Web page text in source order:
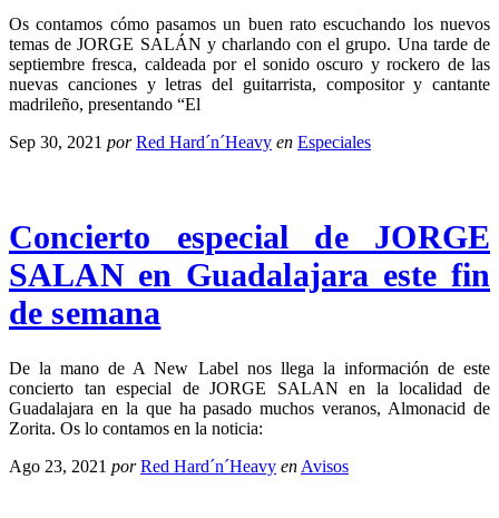
Os contamos cómo pasamos un buen rato escuchando los nuevos
temas de JORGE SALÁN y charlando con el grupo. Una tarde de
septiembre fresca, caldeada por el sonido oscuro y rockero de las
nuevas canciones y letras del guitarrista, compositor y cantante
madrileño, presentando “El
Sep 30, 2021 por Red Hard´n´Heavy en Especiales
Concierto especial de JORGE
SALAN en Guadalajara este fin
de semana
De la mano de A New Label nos llega la información de este
concierto tan especial de JORGE SALAN en la localidad de
Guadalajara en la que ha pasado muchos veranos, Almonacid de
Zorita. Os lo contamos en la noticia:
Ago 23, 2021 por Red Hard´n´Heavy enAvisos